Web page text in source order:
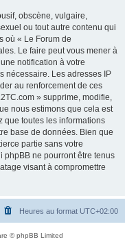
obscène, vulgaire,
ou tout autre contenu qui
où « Le Forum de
Le faire peut vous mener à
notification à votre
nécessaire. Les adresses IP
au renforcement de ces
» supprime, modifie,
nous estimons que cela est
que toutes les informations
base de données. Bien que
partie sans votre
phpBB ne pourront être tenus
visant à compromettre
Heures au format UTC+02:00
© phpBB Limited